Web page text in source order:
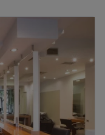
09:00
17:00
09:00
19:00
09:00
19:00
09:00 – 17:00